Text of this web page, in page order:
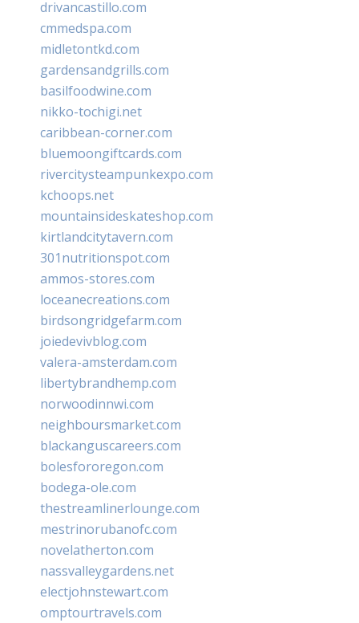
drivancastillo.com
cmmedspa.com
midletontkd.com
gardensandgrills.com
basilfoodwine.com
nikko-tochigi.net
caribbean-corner.com
bluemoongiftcards.com
rivercitysteampunkexpo.com
kchoops.net
mountainsideskateshop.com
kirtlandcitytavern.com
301nutritionspot.com
ammos-stores.com
loceanecreations.com
birdsongridgefarm.com
joiedevivblog.com
valera-amsterdam.com
libertybrandhemp.com
norwoodinnwi.com
neighboursmarket.com
blackanguscareers.com
bolesfororegon.com
bodega-ole.com
thestreamlinerlounge.com
mestrinorubanofc.com
novelatherton.com
nassvalleygardens.net
electjohnstewart.com
omptourtravels.com